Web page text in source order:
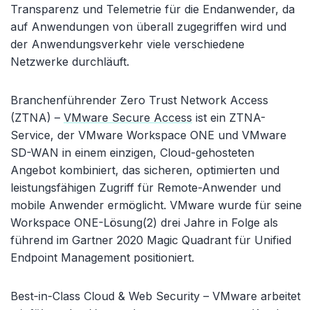
Transparenz und Telemetrie für die Endanwender, da
auf Anwendungen von überall zugegriffen wird und
der Anwendungsverkehr viele verschiedene
Netzwerke durchläuft.
Branchenführender Zero Trust Network Access
(ZTNA) – VMware Secure Access ist ein ZTNA-
Service, der VMware Workspace ONE und VMware
SD-WAN in einem einzigen, Cloud-gehosteten
Angebot kombiniert, das sicheren, optimierten und
leistungsfähigen Zugriff für Remote-Anwender und
mobile Anwender ermöglicht. VMware wurde für seine
Workspace ONE-Lösung(2) drei Jahre in Folge als
führend im Gartner 2020 Magic Quadrant für Unified
Endpoint Management positioniert.
Best-in-Class Cloud & Web Security – VMware arbeitet